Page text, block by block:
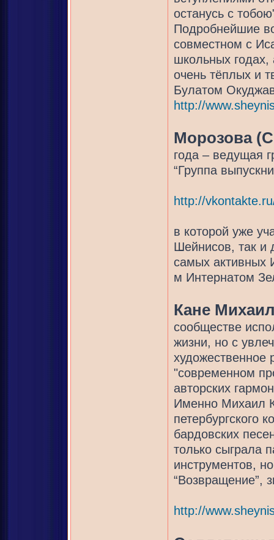
останусь с
Подробнейшие
совместном с
школьных годах,
очень тёплых и
Булатом
http://
Морозова
года – ведущая
“Группа
http://
в которой уже
Шейнисов, так и
самых активных
м Интернатом
Кане
сообществе
жизни, но с
художественное
"современном
авторских
Именно Михаил
петербургского
бардовских
только сыграла
инструментов,
“Возвращение”,
http://